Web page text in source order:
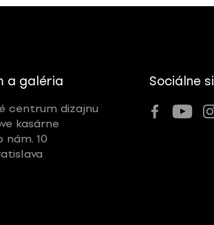
a galéria
centrum dizajnu
kasárne
nám. 10
Sociálne